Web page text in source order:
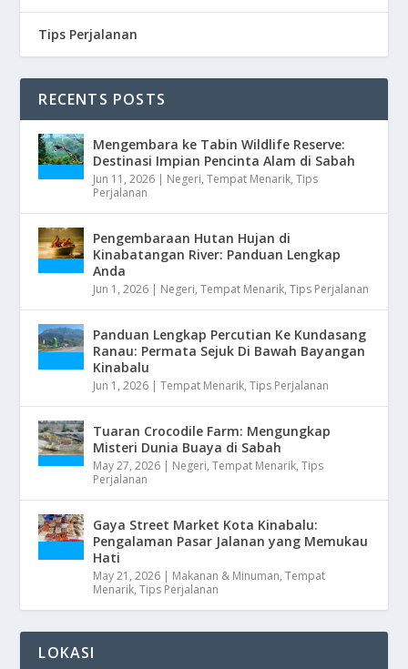
Tips Perjalanan
RECENTS POSTS
Mengembara ke Tabin Wildlife Reserve:
Destinasi Impian Pencinta Alam di Sabah
Jun 11, 2026 Negeri,Tempat Menarik,Tips
Perjalanan
Pengembaraan Hutan Hujan di
Kinabatangan River: Panduan Lengkap
Anda
Jun 1, 2026 Negeri,Tempat Menarik,Tips Perjalanan
Panduan Lengkap Percutian Ke Kundasang
Ranau: Permata Sejuk Di Bawah Bayangan
Kinabalu
Jun 1, 2026 |Tempat Menarik,Tips Perjalanan
Tuaran Crocodile Farm: Mengungkap
Misteri Dunia Buaya di Sabah
May 27, 2026 Negeri,Tempat Menarik,Tips
Perjalanan
Gaya Street Market Kota Kinabalu:
Pengalaman Pasar Jalanan yang Memukau
Hati
May 21, 2026 Makanan & Minuman,Tempat
Menarik,Tips Perjalanan
LOKASI